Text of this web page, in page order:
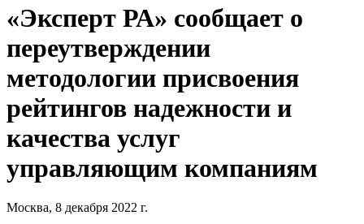
«Эксперт РА» сообщает о
переутверждении
методологии присвоения
рейтингов надежности и
качества услуг
управляющим компаниям
Москва, 8 декабря 2022 г.